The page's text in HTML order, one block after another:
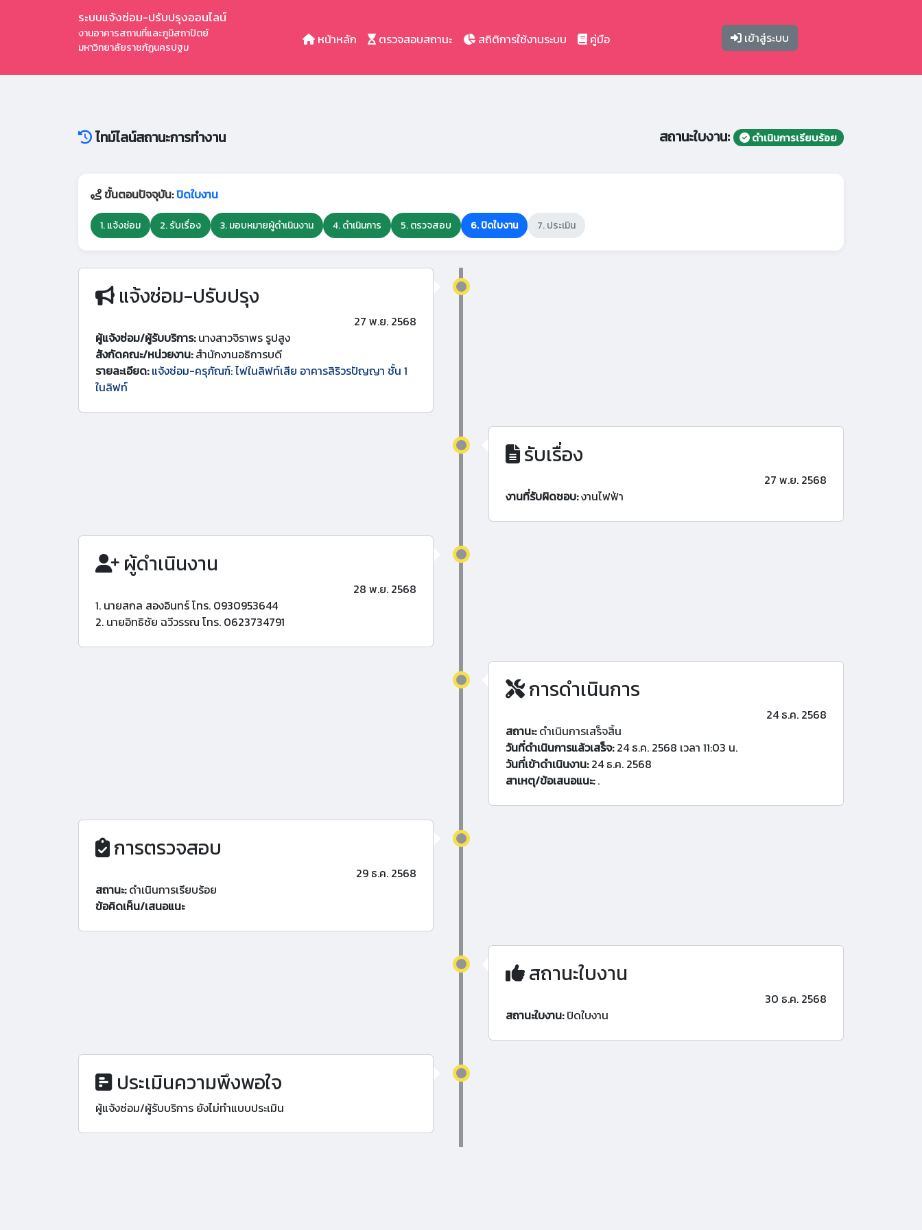
ระบบแจ้งซ่อม-ปรับปรุงออนไลน์
งานอาคารสถานที่และภูมิสถาปัตย์
มหาวิทยาลัยราชภัฏนครปฐม
หน้าหลัก ตรวจสอบสถานะ สถิติการใช้งานระบบ คู่มือ เข้าสู่ระบบ
ไทม์ไลน์สถานะการทำงาน สถานะใบงาน: ดำเนินการเรียบร้อย
ขั้นตอนปัจจุบัน:ปิดใบงาน
1. แจ้งซ่อม 2. รับเรื่อง 3. มอบหมายผู้ดำเนินงาน 4. ดำเนินการ 5. ตรวจสอบ 6. ปิดใบงาน 7. ประเมิน
แจ้งซ่อม-ปรับปรุง
27 พ.ย. 2568
ผู้แจ้งซ่อม/ผู้รับบริการ:นางสาวจิราพร รูปสูง
สังกัดคณะ/หน่วยงาน:สำนักงานอธิการบดี
รายละเอียด: แจ้งซ่อม-ครุภัณฑ์: ไฟในลิฟท์เสีย อาคารสิริวรปัญญา ชั้น 1
ในลิฟท์
รับเรื่อง
27 พ.ย. 2568
งานที่รับผิดชอบ:งานไฟฟ้า
ผู้ดำเนินงาน
28 พ.ย. 2568
1. นายสกล สองอินทร์ โทร. 0930953644
2. นายอิทธิชัย ฉวีวรรณ โทร. 0623734791
การดำเนินการ
24 ธ.ค. 2568
สถานะ:ดำเนินการเสร็จสิ้น
วันที่ดำเนินการแล้วเสร็จ:24 ธ.ค. 2568 เวลา 11:03 น.
วันที่เข้าดำเนินงาน:24 ธ.ค. 2568
สาเหตุ/ข้อเสนอแนะ:.
การตรวจสอบ
29 ธ.ค. 2568
สถานะ:ดำเนินการเรียบร้อย
ข้อคิดเห็น/เสนอแนะ
สถานะใบงาน
30 ธ.ค. 2568
สถานะใบงาน:ปิดใบงาน
ประเมินความพึงพอใจ
ผู้แจ้งซ่อม/ผู้รับบริการ ยังไม่ทำแบบประเมิน